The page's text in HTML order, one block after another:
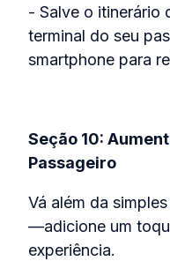
- Salve o itinerário
terminal do seu
smartphone para
Seção 10:
Passageiro
Vá além da
—adicione um
experiência.